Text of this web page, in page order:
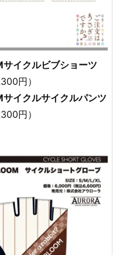
イクルビブショーツ
円）
イクルサイクルパンツ
円）